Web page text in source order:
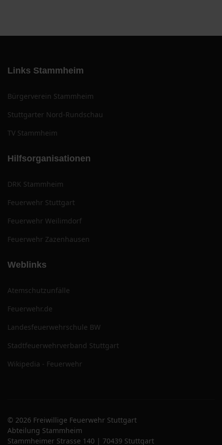
Links Stammheim
Bürgerverein Stammheim
Stuttgarter Nord-Rundschau
TV Stammheim
Hilfsorganisationen
DRK Stammheim
Feuerwehr Stuttgart
Feuerwehr Weilimdorf
Feuerwehr Zazenhausen
Weblinks
Atemschutzunfälle
Feuerwehr.de
Landesfeuerwehrschule BW
Stadtfeuerwehrverband Stuttgart
Wikipedia - Feuerwehr
© 2026 Freiwillige Feuerwehr Stuttgart
Abteilung Stammheim
Stammheimer Strasse 140 | 70439 Stuttgart